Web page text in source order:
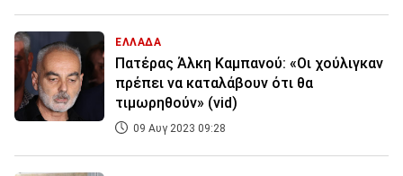
ΕΛΛΑΔΑ
Πατέρας Άλκη Καμπανού: «Οι χούλιγκαν
πρέπει να καταλάβουν ότι θα
τιμωρηθούν» (vid)
09 Αυγ 2023 09:28